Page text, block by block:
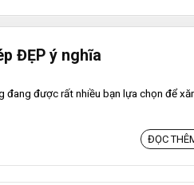
ĐẸP ý nghĩa
đang được rất nhiều bạn lựa chọn để
ĐỌC